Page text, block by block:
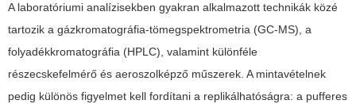
A laboratóriumi analízisekben gyakran alkalmazott technikák közé
tartozik a gázkromatográfia-tömegspektrometria (GC-MS), a
folyadékkromatográfia (HPLC), valamint különféle
részecskefelmérő és aeroszolképző műszerek. A mintavételnek
pedig különös figyelmet kell fordítani a replikálhatóságra: a pufferes